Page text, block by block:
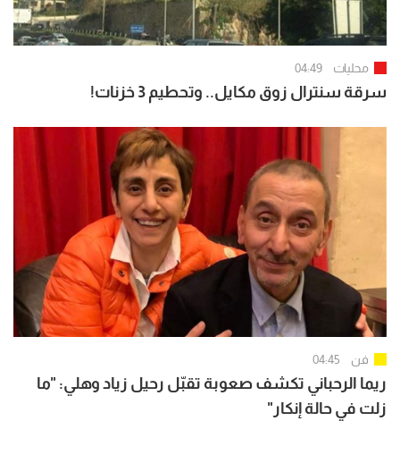
محليات 04:49
سرقة سنترال زوق مكايل.. وتحطيم 3 خزنات!
فن 04:45
ريما الرحباني تكشف صعوبة تقبّل رحيل زياد وهلي: "ما
زلت في حالة إنكار"